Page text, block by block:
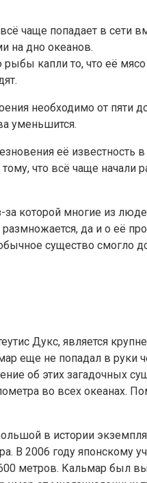
чаще попадает в сети
на дно океанов.
капли то, что её
необходимо от пяти
уменьшится.
её
что всё чаще
которой многие из
да и о её
существо смогло
Дукс, является
еще не попадал в
об этих
во всех
в истории
В 2006 году
метров. Кальмар